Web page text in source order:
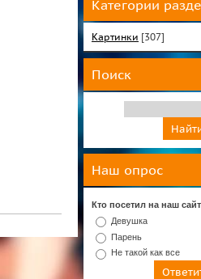
Категории
Картинки [307]
Поиск
Наш опрос
Кто посетил на наш сайт
Девушка
Парень
Не такой как все